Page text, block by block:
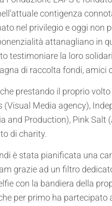
contigenza
nel privilegio e oggi non
attanagliano in
testimoniare la loro
di raccolta fondi, amici
prestando il proprio
Media agency),
and Production), Pink
di charity.
è stata pianificata una
grazie ad un filtro
con la bandiera della
per primo ha